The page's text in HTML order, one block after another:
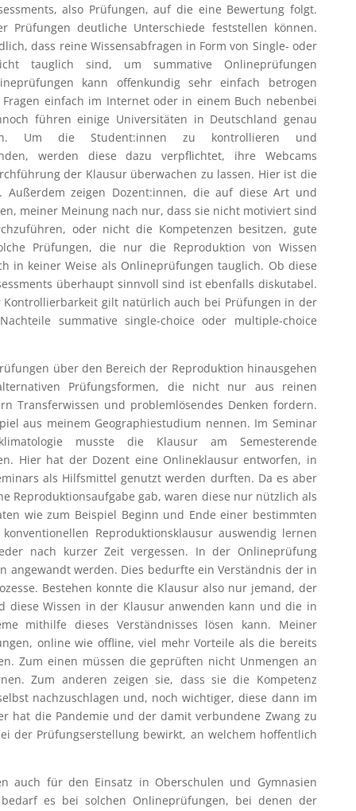
also Prüfungen, auf die eine Bewertung folgt.
deutliche Unterschiede feststellen können.
dass reine Wissensabfragen in Form von Single- oder
tauglich sind, um summative Onlineprüfungen
kann offenkundig sehr einfach betrogen
einfach im Internet oder in einem Buch nebenbei
führen einige Universitäten in Deutschland genau
Um die Student:innen zu kontrollieren und
werden diese dazu verpflichtet, ihre Webcams
der Klausur überwachen zu lassen. Hier ist die
Außerdem zeigen Dozent:innen, die auf diese Art und
meiner Meinung nach nur, dass sie nicht motiviert sind
oder nicht die Kompetenzen besitzen, gute
Prüfungen, die nur die Reproduktion von Wissen
in keiner Weise als Onlineprüfungen tauglich. Ob diese
überhaupt sinnvoll sind ist ebenfalls diskutabel.
Kontrollierbarkeit gilt natürlich auch bei Prüfungen in der
summative single-choice oder multiple-choice
über den Bereich der Reproduktion hinausgehen
Prüfungsformen, die nicht nur aus reinen
Transferwissen und problemlösendes Denken fordern.
aus meinem Geographiestudium nennen. Im Seminar
musste die Klausur am Semesterende
Hier hat der Dozent eine Onlineklausur entworfen, in
als Hilfsmittel genutzt werden durften. Da es aber
Reproduktionsaufgabe gab, waren diese nur nützlich als
wie zum Beispiel Beginn und Ende einer bestimmten
Reproduktionsklausur auswendig lernen
nach kurzer Zeit vergessen. In der Onlineprüfung
angewandt werden. Dies bedurfte ein Verständnis der in
Bestehen konnte die Klausur also nur jemand, der
diese Wissen in der Klausur anwenden kann und die in
mithilfe dieses Verständnisses lösen kann. Meiner
online wie offline, viel mehr Vorteile als die bereits
Zum einen müssen die geprüften nicht Unmengen an
Zum anderen zeigen sie, dass sie die Kompetenz
nachzuschlagen und, noch wichtiger, diese dann im
hat die Pandemie und der damit verbundene Zwang zu
der Prüfungserstellung bewirkt, an welchem hoffentlich
auch für den Einsatz in Oberschulen und Gymnasien
es bei solchen Onlineprüfungen, bei denen der